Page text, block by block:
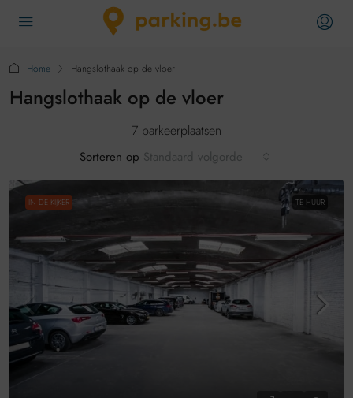
Home Hangslothaak op de vloer
Hangslothaak op de vloer
7 parkeerplaatsen
Sorteren op Standaard volgorde
IN DE KIJKER TE HUUR